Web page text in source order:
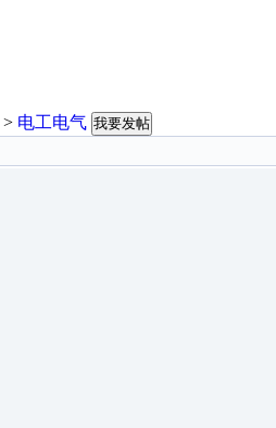
> 电工电气 我要发帖